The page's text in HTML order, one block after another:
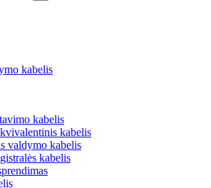
kabelis
kabelis
kabelis
valdymo kabelis
kabelis